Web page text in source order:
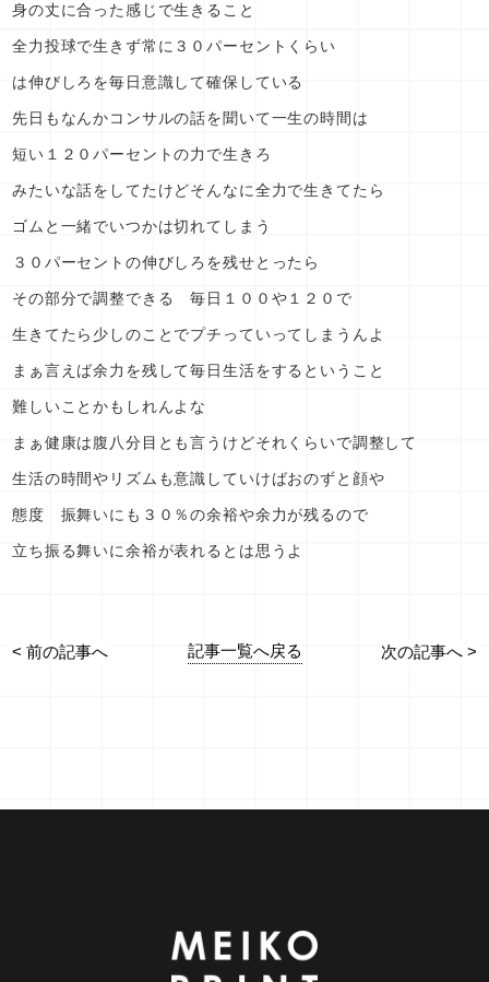
身の丈に合った感じで生きること
全力投球で生きず常に３０パーセントくらい
は伸びしろを毎日意識して確保している
先日もなんかコンサルの話を聞いて一生の時間は
短い１２０パーセントの力で生きろ
みたいな話をしてたけどそんなに全力で生きてたら
ゴムと一緒でいつかは切れてしまう
３０パーセントの伸びしろを残せとったら
その部分で調整できる 毎日１００や１２０で
生きてたら少しのことでプチっていってしまうんよ
まぁ言えば余力を残して毎日生活をするということ
難しいことかもしれんよな
まぁ健康は腹八分目とも言うけどそれくらいで調整して
生活の時間やリズムも意識していけばおのずと顔や
態度 振舞いにも３０％の余裕や余力が残るので
立ち振る舞いに余裕が表れるとは思うよ
< 前の記事へ 記事一覧へ戻る 次の記事へ >